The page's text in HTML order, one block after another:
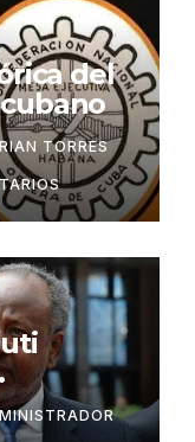
del
TORRES